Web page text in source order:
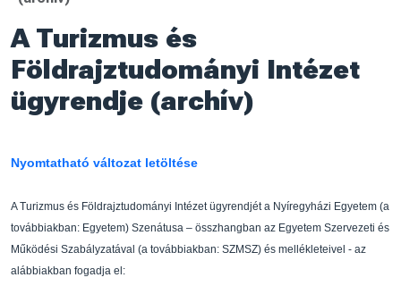
A Turizmus és
Földrajztudományi Intézet
ügyrendje (archív)
Nyomtatható változat letöltése
A Turizmus és Földrajztudományi Intézet ügyrendjéta Nyíregyházi Egyetem (a
továbbiakban: Egyetem) Szenátusa – összhangban az Egyetem Szervezeti és
Mű ködési Szabályzatával (a továbbiakban: SZMSZ) és mellékleteivel - az
alábbiakban fogadja el: